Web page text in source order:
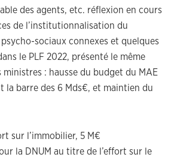
des agents, etc. réflexion en cours
de l’institutionnalisation du
sociaux connexes et quelques
le PLF 2022, présenté le même
ministres : hausse du budget du MAE
la barre des 6 Mds€, et maintien du
sur l’immobilier, 5 M€
la DNUM au titre de l’effort sur le